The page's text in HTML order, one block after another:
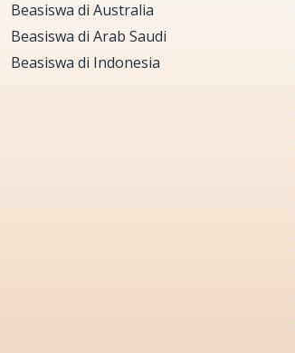
Beasiswa di Australia
Beasiswa di Arab Saudi
Beasiswa di Indonesia